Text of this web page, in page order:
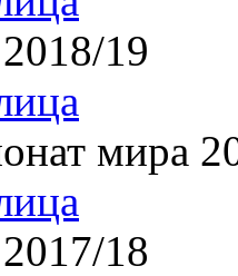
19
мира
18